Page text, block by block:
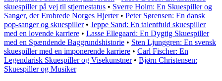
skuespiller på vej til stjernestatus • Sverre Holm: En Skuespiller og
Sanger, der Erobrede Norges Hjerter• Peter Sørensen: En dansk
pop-sanger og skuespiller• Jeppe Sand: En talentfuld skuespiller
med en lovende karriere • Lasse Ellegaard: En Dygtig Skuespiller
med en Spændende Baggrundshistorie • Sten Ljunggren: En svensk
skuespiller med en imponerende karriere • Carl Fischer: En
Legendarisk Skuespiller og Visekunstner• Bjørn Christensen:
Skuespiller og Musiker